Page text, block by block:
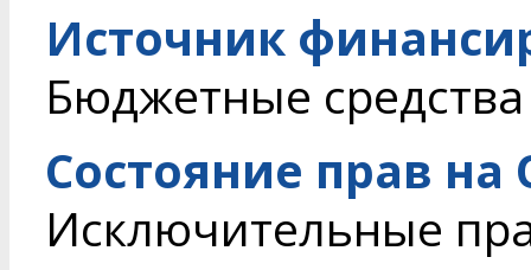
Источник
Бюджетные средства
Состояние прав на
Исключительные